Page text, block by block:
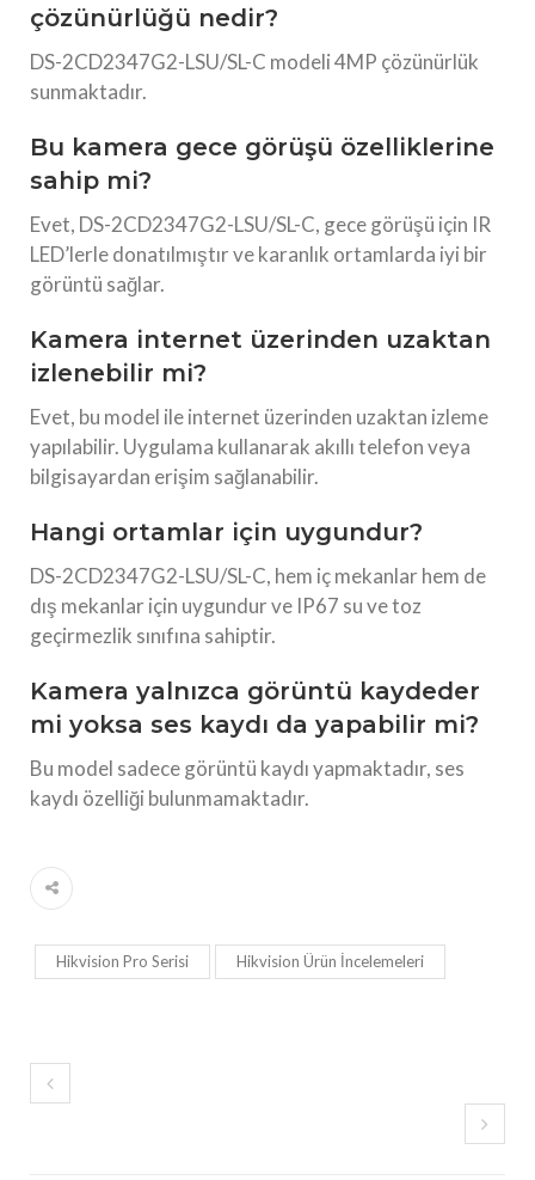
çözünürlüğü nedir?
DS-2CD2347G2-LSU/SL-C modeli 4MP çözünürlük
sunmaktadır.
Bu kamera gece görüşü özelliklerine
sahip mi?
Evet, DS-2CD2347G2-LSU/SL-C, gece görüşü için IR
LED’lerle donatılmıştır ve karanlık ortamlarda iyi bir
görüntü sağlar.
Kamera internet üzerinden uzaktan
izlenebilir mi?
Evet, bu model ile internet üzerinden uzaktan izleme
yapılabilir. Uygulama kullanarak akıllı telefon veya
bilgisayardan erişim sağlanabilir.
Hangi ortamlar için uygundur?
DS-2CD2347G2-LSU/SL-C, hem iç mekanlar hem de
dış mekanlar için uygundur ve IP67 su ve toz
geçirmezlik sınıfına sahiptir.
Kamera yalnızca görüntü kaydeder
mi yoksa ses kaydı da yapabilir mi?
Bu model sadece görüntü kaydı yapmaktadır, ses
kaydı özelliği bulunmamaktadır.
Hikvision Pro Serisi Hikvision Ürün İncelemeleri